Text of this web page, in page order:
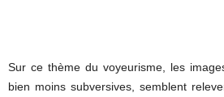
Sur ce thème du voyeurisme, les
bien moins subversives, semblent